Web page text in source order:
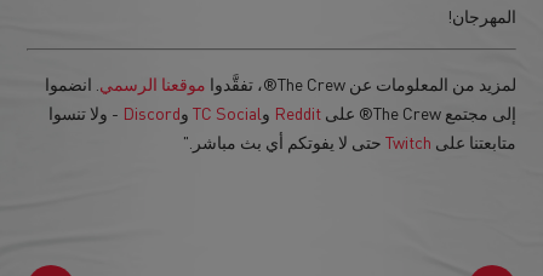
المهرجان!
لمزيد من المعلومات عن The Crew®، تفقَّدوا موقعنا الرسمي . انضموا
إلى مجتمع The Crew® على
Reddit وTC Social وDiscord - ولا تنسوا
متابعتنا على Twitch حتى لا يفوتكم أي بث مباشر."